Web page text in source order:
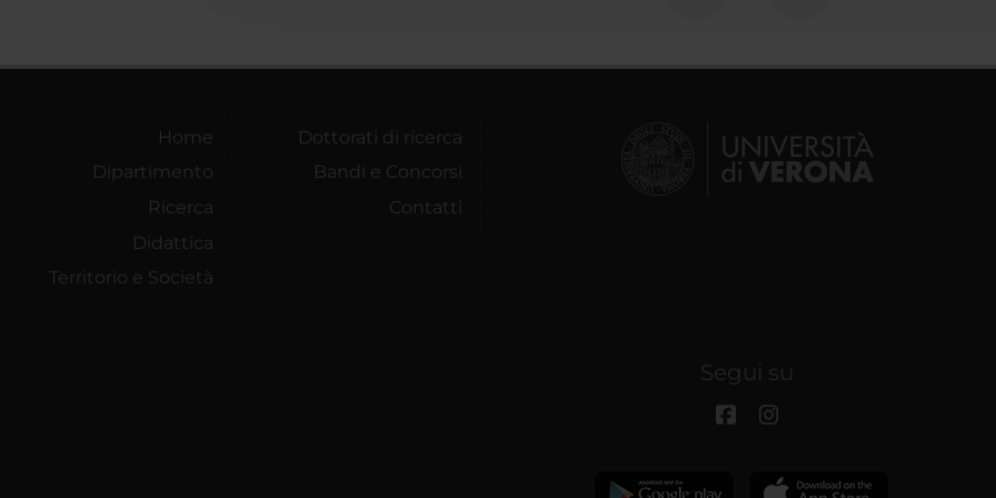
Home
Dipartimento
Ricerca
Didattica
Territorio e Società
Dottorati di ricerca
Bandi e Concorsi
Contatti
Segui su